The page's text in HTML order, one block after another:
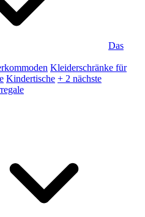
Das
Kleiderschränke für
Kindertische + 2 nächste